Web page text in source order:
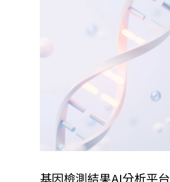
基因檢測結果AI分析平台